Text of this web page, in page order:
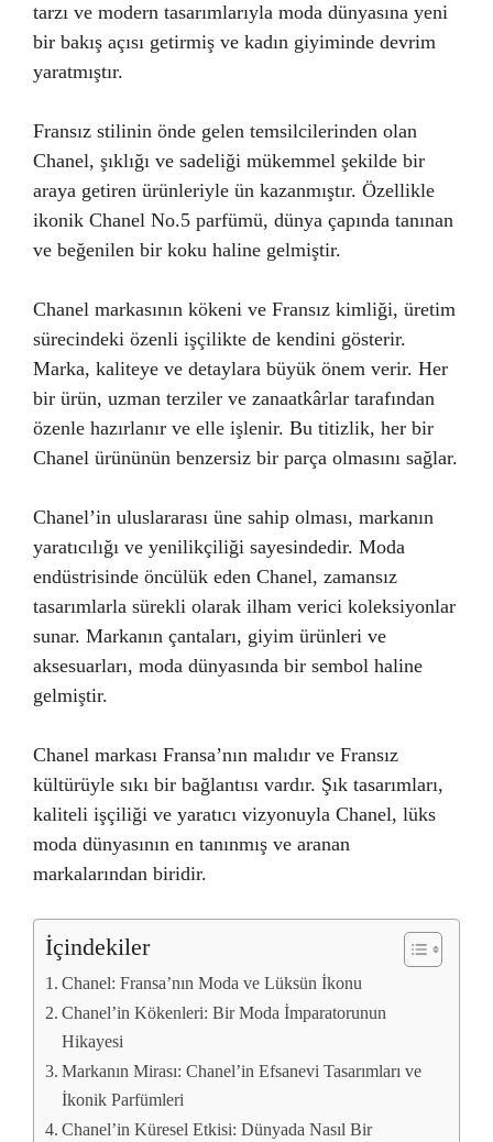
tarzı ve modern tasarımlarıyla moda dünyasına yeni
bir bakış açısı getirmiş ve kadın giyiminde devrim
yaratmıştır.
Fransız stilinin önde gelen temsilcilerinden olan
Chanel, şıklığı ve sadeliği mükemmel şekilde bir
araya getiren ürünleriyle ün kazanmıştır. Özellikle
ikonik Chanel No.5 parfümü, dünya çapında tanınan
ve beğenilen bir koku haline gelmiştir.
Chanel markasının kökeni ve Fransız kimliği, üretim
sürecindeki özenli işçilikte de kendini gösterir.
Marka, kaliteye ve detaylara büyük önem verir. Her
bir ürün, uzman terziler ve zanaatkârlar tarafından
özenle hazırlanır ve elle işlenir. Bu titizlik, her bir
Chanel ürününün benzersiz bir parça olmasını sağlar.
Chanel’in uluslararası üne sahip olması, markanın
yaratıcılığı ve yenilikçiliği sayesindedir. Moda
endüstrisinde öncülük eden Chanel, zamansız
tasarımlarla sürekli olarak ilham verici koleksiyonlar
sunar. Markanın çantaları, giyim ürünleri ve
aksesuarları, moda dünyasında bir sembol haline
gelmiştir.
Chanel markası Fransa’nın malıdır ve Fransız
kültürüyle sıkı bir bağlantısı vardır. Şık tasarımları,
kaliteli işçiliği ve yaratıcı vizyonuyla Chanel, lüks
moda dünyasının en tanınmış ve aranan
markalarından biridir.
İçindekiler
Chanel: Fransa’nın Moda ve Lüksün İkonu
Chanel’in Kökenleri: Bir Moda İmparatorunun
Hikayesi
Markanın Mirası: Chanel’in Efsanevi Tasarımları ve
İkonik Parfümleri
Chanel’in Küresel Etkisi: Dünyada Nasıl Bir